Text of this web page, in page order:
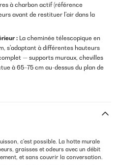
à charbon actif (référence
avant de restituer l'air dans la
: La cheminée télescopique en
s'adaptant à différentes hauteurs
— supports muraux, chevilles
à 65–75 cm au-dessus du plan de
c'est possible. La hotte murale
graisses et odeurs avec un débit
et sans couvrir la conversation.